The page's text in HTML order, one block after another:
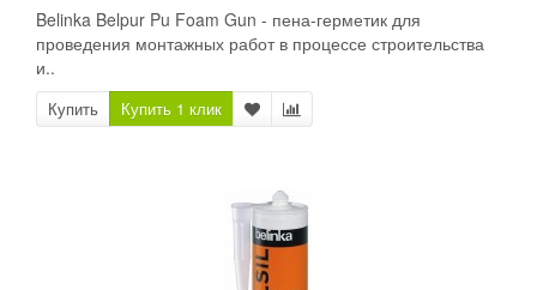
Belinka Belpur Pu Foam Gun - пена-герметик для
проведения монтажных работ в процессе строительства
и..
Купить Купить 1 клик